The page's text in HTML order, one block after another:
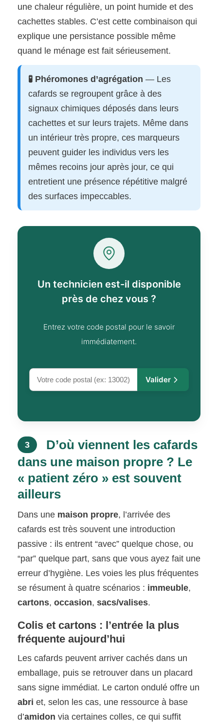
une chaleur régulière, un point humide et des
cachettes stables. C’est cette combinaison qui
explique une persistance possible même
quand le ménage est fait sérieusement.
🧪 Phéromones d’agrégation — Les
cafards se regroupent grâce à des
signaux chimiques déposés dans leurs
cachettes et sur leurs trajets. Même dans
un intérieur très propre, ces marqueurs
peuvent guider les individus vers les
mêmes recoins jour après jour, ce qui
entretient une présence répétitive malgré
des surfaces impeccables.
Un technicien est-il disponible
près de chez vous ?
Entrez votre code postal pour le savoir
immédiatement.
Valider
3
D’où viennent les cafards
dans une maison propre ? Le
« patient zéro » est souvent
ailleurs
Dans une maison propre, l’arrivée des
cafards est très souvent une introduction
passive : ils entrent “avec” quelque chose, ou
“par” quelque part, sans que vous ayez fait une
erreur d’hygiène. Les voies les plus fréquentes
se résument à quatre scénarios : immeuble,
cartons, occasion, sacs/valises.
Colis et cartons : l’entrée la plus
fréquente aujourd’hui
Les cafards peuvent arriver cachés dans un
emballage, puis se retrouver dans un placard
sans signe immédiat. Le carton ondulé offre un
abri et, selon les cas, une ressource à base
d’amidon via certaines colles, ce qui suffit